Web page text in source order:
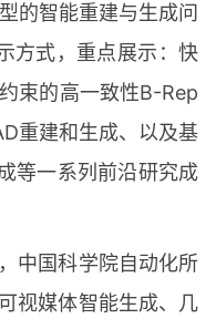
的智能重建与生成问
方式，重点展示：快
束的高一致性B-Rep
重建和生成、以及基
等一系列前沿研究成
中国科学院自动化所
视媒体智能生成、几